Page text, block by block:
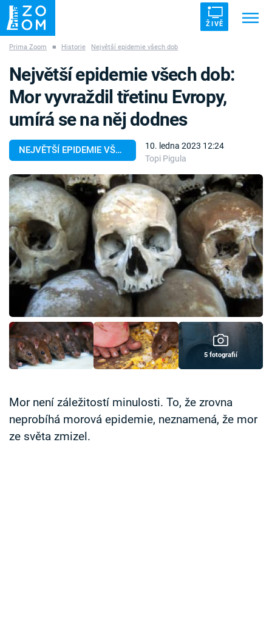
ŽIVĚ
ZÁHADY VETŘELCI DÁVNOVĚKU
Témata
Témata
Pořady
TV Program
Časopis
Sledujte prima+
Přihlášení
Sledujte nás
Prima Zoom ■ Historie Největší epidemie všech dob
NEJVĚTŠÍ EPIDEMIE VŠECH DOB
10. ledna 2023 12:24
Topi Pigula
Největší epidemie všech dob:
Mor vyvraždil třetinu Evropy,
umírá se na něj dodnes
5 fotografií
Mor není záležitostí minulosti. To, že zrovna
neprobíhá morová epidemie, neznamená, že mor
ze světa zmizel.